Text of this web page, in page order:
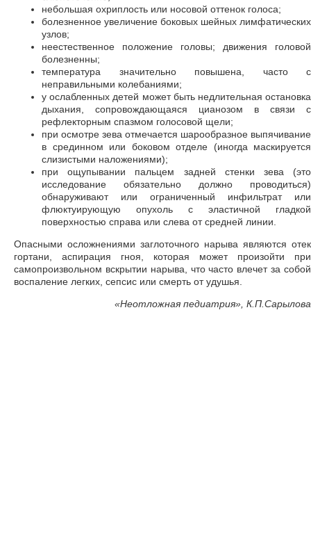
небольшая охриплость или носовой оттенок голоса;
болезненное увеличение боковых шейных лимфатических
узлов;
неестественное положение головы; движения головой
болезненны;
температура значительно повышена, часто с
неправильными колебаниями;
у ослабленных детей может быть недлительная остановка
дыхания, сопровождающаяся цианозом в связи с
рефлекторным спазмом голосовой щели;
при осмотре зева отмечается шарообразное выпячивание
в срединном или боковом отделе (иногда маскируется
слизистыми наложениями);
при ощупывании пальцем задней стенки зева (это
исследование обязательно должно проводиться)
обнаруживают или ограниченный инфильтрат или
флюктуирующую опухоль с эластичной гладкой
поверхностью справа или слева от средней линии.
Опасными осложнениями заглоточного нарыва являются отек
гортани, аспирация гноя, которая может произойти при
самопроизвольном вскрытии нарыва, что часто влечет за собой
воспаление легких, сепсис или смерть от удушья.
«Неотложная педиатрия», К.П.Сарылова